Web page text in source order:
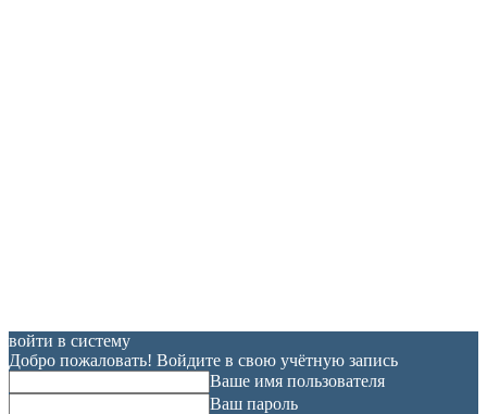
войти в систему
Добро пожаловать! Войдите в свою учётную запись
Ваше имя пользователя
Ваш пароль